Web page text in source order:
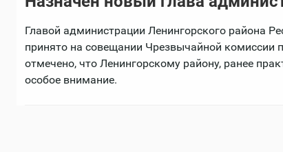
Главой администрации Ленингорского района
принято на совещании Чрезвычайной комиссии
отмечено, что Ленингорскому району, ранее
особое внимание.